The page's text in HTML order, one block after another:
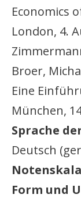
Economics
London, 4.
Broer,
Eine
München,
Sprache
Deutsch
Form und